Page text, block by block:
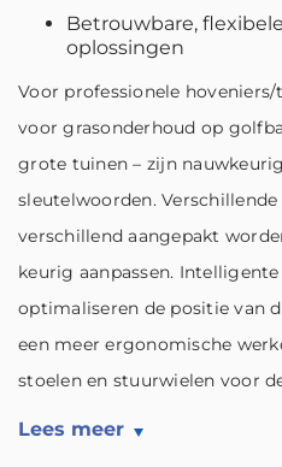
Betrouwbare,
oplossingen
Voor professionele
voor grasonderhoud op
grote tuinen – zijn
sleutelwoorden.
verschillend aangepakt
keurig aanpassen.
optimaliseren de positie van
een meer ergonomische
stoelen en stuurwielen voor
Lees meer